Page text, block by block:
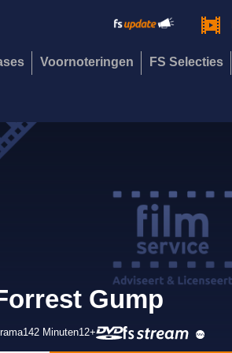
Voornoteringen FS Selecties
Gump
142 Minuten12+